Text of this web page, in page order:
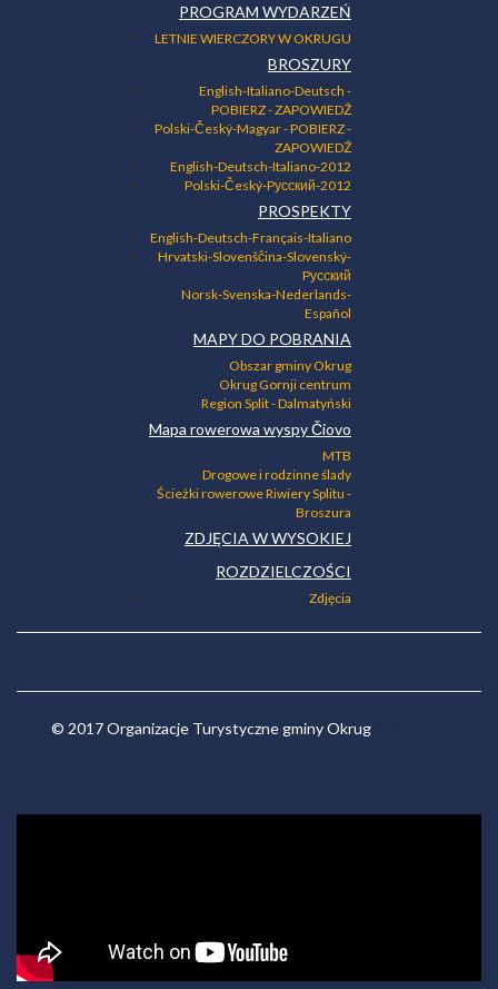
PROGRAM WYDARZEŃ
LETNIE WIERCZORY W OKRUGU
BROSZURY
English-Italiano-Deutsch -
POBIERZ- ZAPOWIEDŹ
Polski-Český-Magyar- POBIERZ-
ZAPOWIEDŹ
English-Deutsch-Italiano-2012
Polski-Český-Pусский-2012
PROSPEKTY
English-Deutsch-Français-Italiano
Hrvatski-Slovenščina-Slovenský-
Pусский
Norsk-Svenska-Nederlands-
Español
MAPY DO POBRANIA
Obszar gminy Okrug
Okrug Gornji centrum
Region Split - Dalmatyński
Mapa rowerowa wyspy Čiovo
MTB
Drogowe i rodzinne ślady
Ścieżki rowerowe Riwiery Splitu -
Broszura
ZDJĘCIA W WYSOKIEJ
ROZDZIELCZOŚCI
Zdjęcia
© 2017 Organizacje Turystyczne gminy Okrug